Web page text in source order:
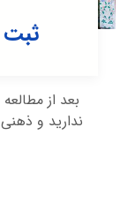
بعد از
ندارید و